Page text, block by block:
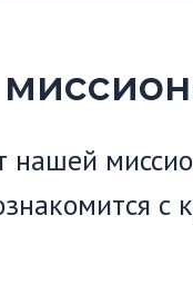
нашей
с